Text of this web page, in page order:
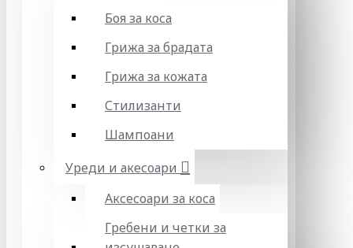
Боя за коса
Грижа за брадата
Грижа за кожата
Стилизанти
Шампоани
Уреди и акесоари
Аксесоари за коса
Гребени и четки за